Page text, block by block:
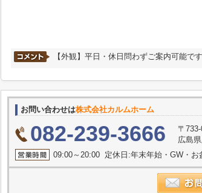
【外観】平日・休日問わずご案内可能
お問い合わせは株式会社カルムホーム
082-239-3666
〒
広島
09:00～20:00 定休日:年末年始・GW・お